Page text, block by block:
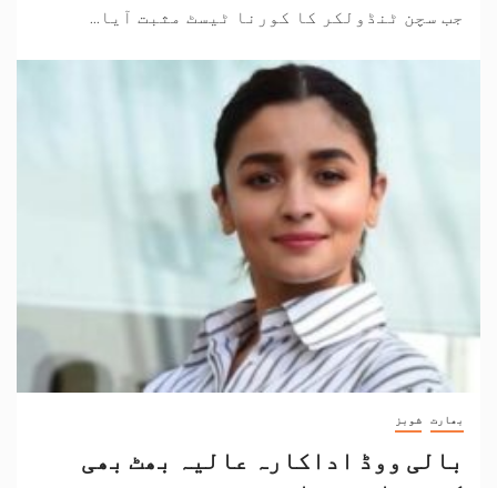
جب سچن ٹنڈولکر کا کورنا ٹیسٹ مثبت آیا...
بھارت شوبز
بالی ووڈ اداکارہ عالیہ بھٹ بھی